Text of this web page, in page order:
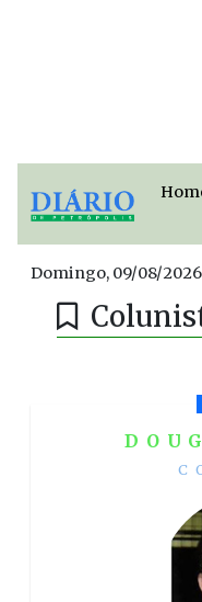
Domingo, 09/08/2026